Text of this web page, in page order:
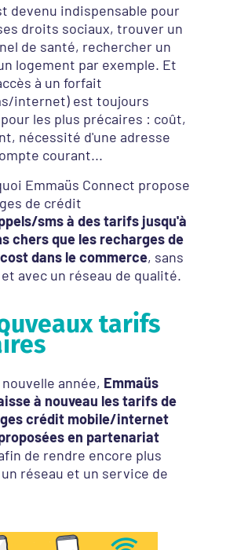
devenu indispensable pour
droits sociaux, trouver un
de santé, rechercher un
logement par exemple. Et
à un forfait
internet) est toujours
les plus précaires : coût,
nécessité d'une adresse
courant...
Emmaüs Connect propose
de crédit
sms à des tarifs jusqu'à
chers que les recharges de
dans le commerce, sans
avec un réseau de qualité.
tarifs
année, Emmaüs
à nouveau les tarifs de
crédit mobile/internet
en partenariat
de rendre encore plus
réseau et un service de